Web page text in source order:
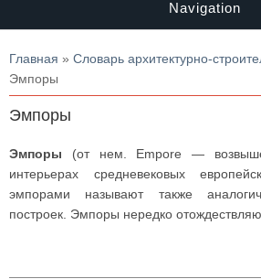
Navigation
Вы здесь
Главная » Словарь архитектурно-
Эмпоры
Эмпоры
Эмпоры (от нем. Empore —
интерьерах средневековых
эмпорами называют также
построек. Эмпоры нередко